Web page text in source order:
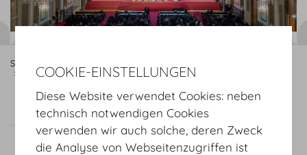
Startseite
Raumvarianten
Festsaal
Raumvariante Festsaal
Planansicht und Räume Showcase
COOKIE-EINSTELLUNGEN
Diese Website verwendet Cookies: neben
technisch notwendigen Cookies
verwenden wir auch solche, deren Zweck
die Analyse von Webseitenzugriffen ist